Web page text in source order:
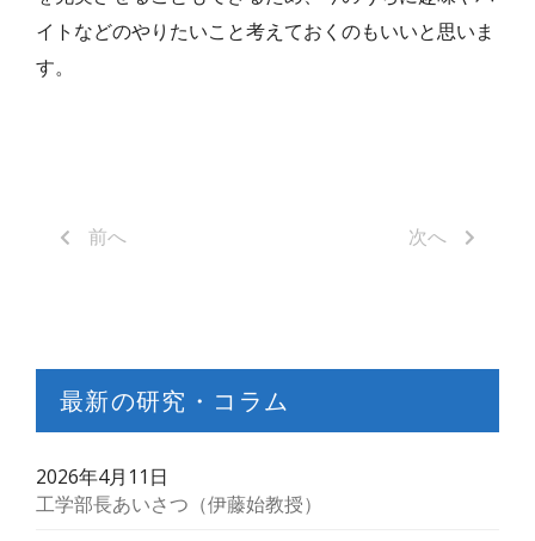
イトなどのやりたいこと考えておくのもいいと思いま
す。
前へ 次へ
最新の研究・コラム
2026年4月11日
工学部長あいさつ（伊藤始教授）